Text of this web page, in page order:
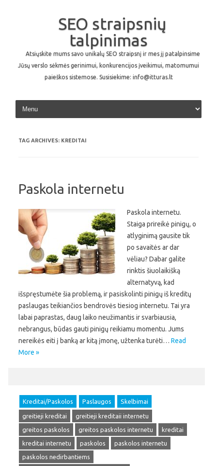
SEO straipsnių
talpinimas
Atsiųskite mums savo unikalų SEO straipsnį ir mes jį patalpinsime
Jūsų verslo sėkmės gerinimui, konkurencijos įveikimui, matomumui
paieškos sistemose. Susisiekime: info@itturas.lt
Skip to content
TAG ARCHIVES: KREDITAI
Paskola internetu
Paskola internetu.
Staiga prireikė pinigų, o
atlyginimą gausite tik
po savaitės ar dar
vėliau? Dabar galite
rinktis šiuolaikišką
alternatyvą, kad
išspręstumėte šia problemą, ir pasiskolinti pinigų iš kreditų
paslaugas teikiančios bendrovės tiesiog internetu. Tai yra
labai paprastas, daug laiko neužimantis ir svarbiausia,
nebrangus, būdas gauti pinigų reikiamu momentu. Jums
nereikės eiti į banką ar kitą įmonę, užtenka turėti… Read
More »
Kreditai/Paskolos Paslaugos Skelbimai
greitieji kreditai
greitieji kreditaii internetu
greitos paskolos
greitos paskolos internetu
kreditai
kreditai internetu
paskolos
paskolos internetu
paskolos nedirbantiems